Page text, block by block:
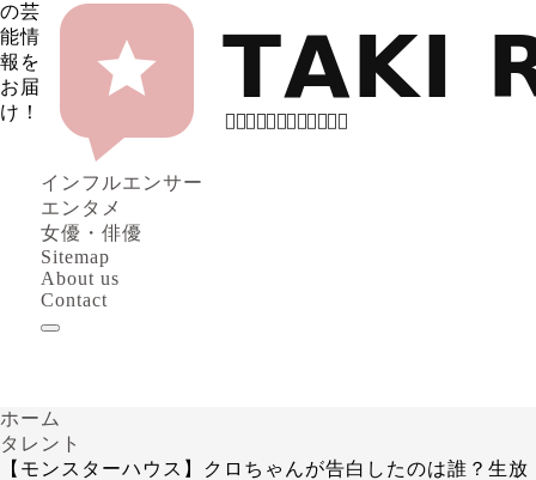
の芸
能情
報を
お届
け！
インフルエンサー
エンタメ
女優・俳優
Sitemap
About us
Contact
ホーム
タレント
【モンスターハウス】クロちゃんが告白したのは誰？生放